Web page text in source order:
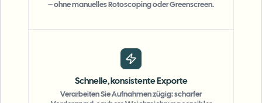
– ohne manuelles Rotoscoping oder Greenscreen.
Schnelle, konsistente Exporte
Verarbeiten Sie Aufnahmen zügig: scharfer